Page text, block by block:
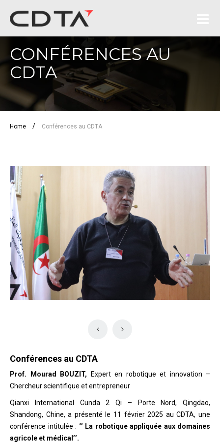
CONFÉRENCES AU
CDTA
Home / Conférences au CDTA
Conférences au CDTA
Prof. Mourad BOUZIT,
Expert en robotique et innovation –
Chercheur scientifique et entrepreneur
Qianxi International Cunda 2 Qi – Porte Nord, Qingdao,
Shandong, Chine, a présenté le 11 février 2025 au CDTA, une
conférence intitulée : ‘’ La robotique appliquée aux domaines
agricole et médical’’.